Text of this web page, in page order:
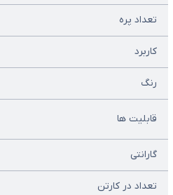
تعداد پره
کاربرد
رنگ
قابلیت ها
گارانتی
تعداد در کارتن